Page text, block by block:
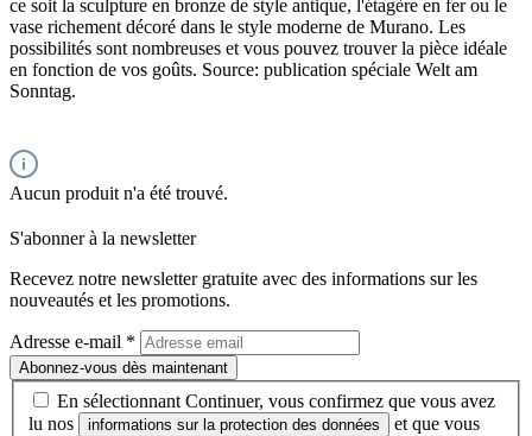
ce soit la sculpture en bronze de style antique, l'étagère en fer ou le
vase richement décoré dans le style moderne de Murano. Les
possibilités sont nombreuses et vous pouvez trouver la pièce idéale
en fonction de vos goûts. Source: publication spéciale Welt am
Sonntag.
Aucun produit n'a été trouvé.
S'abonner à la newsletter
Recevez notre newsletter gratuite avec des informations sur les
nouveautés et les promotions.
Adresse e-mail *
Abonnez-vous dès maintenant
En sélectionnant Continuer, vous confirmez que vous avez
lu nos
informations sur la protection des données
et que vous